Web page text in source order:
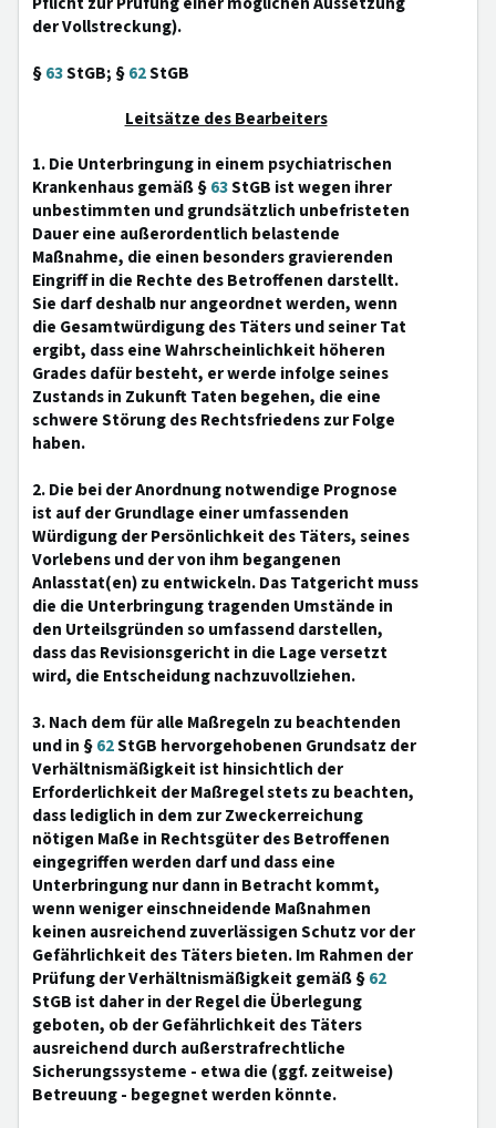
der Vollstreckung).
§63StGB; §62StGB
Leitsätze des Bearbeiters
1. Die Unterbringung in einem psychiatrischen
Krankenhaus gemäß §63StGB ist wegen ihrer
unbestimmten und grundsätzlich unbefristeten
Dauer eine außerordentlich belastende
Maßnahme, die einen besonders gravierenden
Eingriff in die Rechte des Betroffenen darstellt.
Sie darf deshalb nur angeordnet werden, wenn
die Gesamtwürdigung des Täters und seiner Tat
ergibt, dass eine Wahrscheinlichkeit höheren
Grades dafür besteht, er werde infolge seines
Zustands in Zukunft Taten begehen, die eine
schwere Störung des Rechtsfriedens zur Folge
haben.
2. Die bei der Anordnung notwendige Prognose
ist auf der Grundlage einer umfassenden
Würdigung der Persönlichkeit des Täters, seines
Vorlebens und der von ihm begangenen
Anlasstat(en) zu entwickeln. Das Tatgericht muss
die die Unterbringung tragenden Umstände in
den Urteilsgründen so umfassend darstellen,
dass das Revisionsgericht in die Lage versetzt
wird, die Entscheidung nachzuvollziehen.
3. Nach dem für alle Maßregeln zu beachtenden
und in §62StGB hervorgehobenen Grundsatz der
Verhältnismäßigkeit ist hinsichtlich der
Erforderlichkeit der Maßregel stets zu beachten,
dass lediglich in dem zur Zweckerreichung
nötigen Maße in Rechtsgüter des Betroffenen
eingegriffen werden darf und dass eine
Unterbringung nur dann in Betracht kommt,
wenn weniger einschneidende Maßnahmen
keinen ausreichend zuverlässigen Schutz vor der
Gefährlichkeit des Täters bieten. Im Rahmen der
Prüfung der Verhältnismäßigkeit gemäß §62
StGB ist daher in der Regel die Überlegung
geboten, ob der Gefährlichkeit des Täters
ausreichend durch außerstrafrechtliche
Sicherungssysteme - etwa die (ggf. zeitweise)
Betreuung - begegnet werden könnte.